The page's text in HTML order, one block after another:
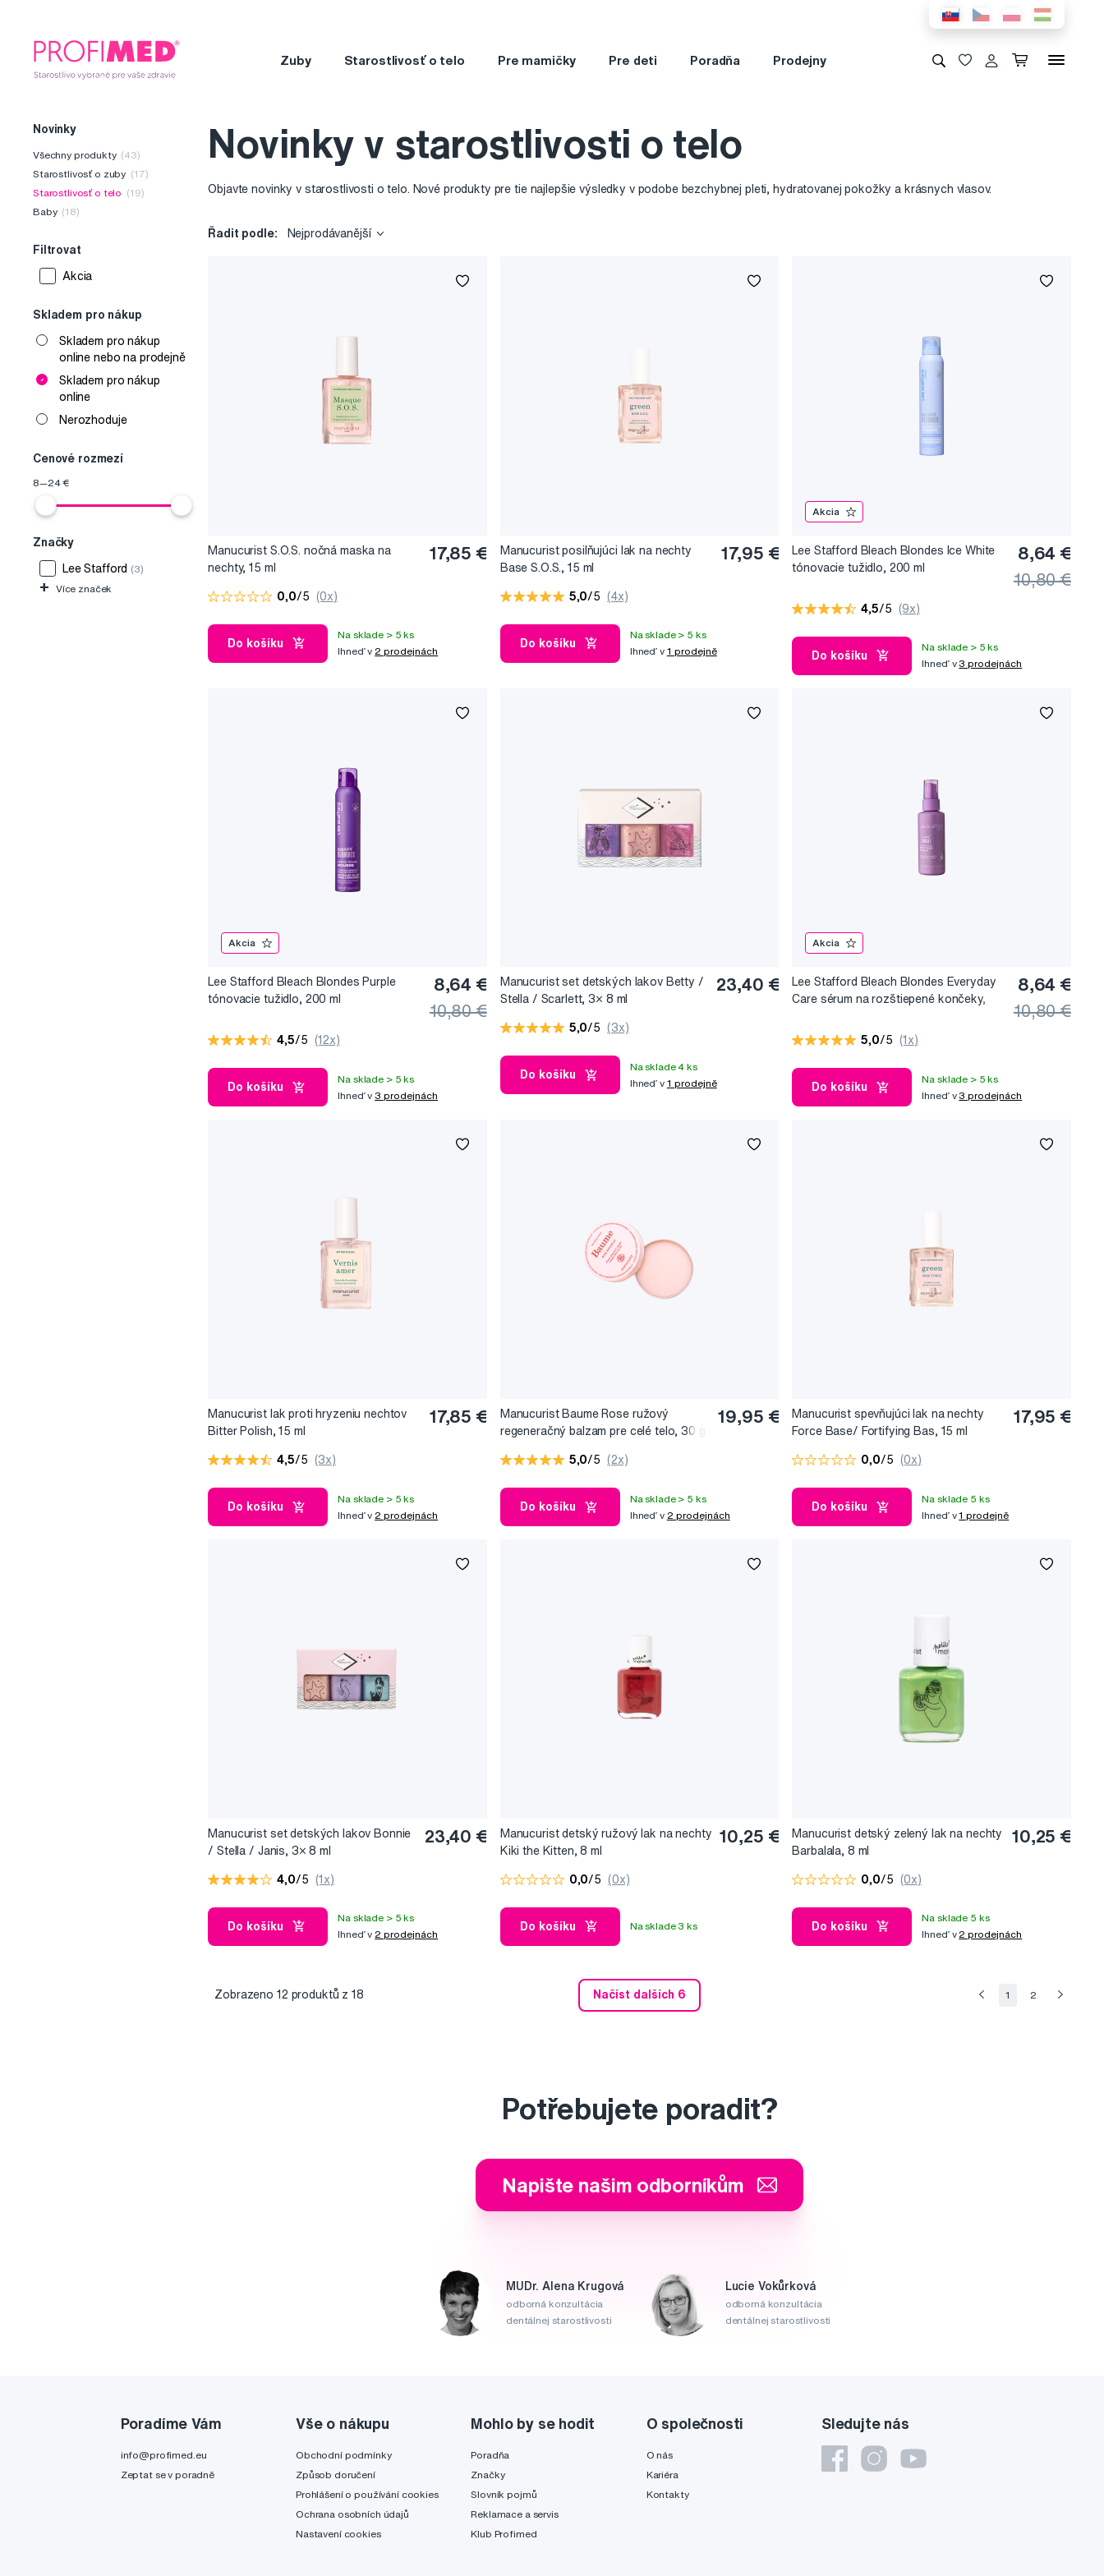
Zuby Starostlivosť o telo Pre mamičky Pre deti Poradňa Prodejny
Novinky
Všechny produkty (43)
Starostlivosť o zuby (17)
Starostlivosť o telo (19)
Baby (18)
Filtrovat
Akcia
Skladem pro nákup
Skladem pro nákup
online nebo na prodejně
Skladem pro nákup
online
Nerozhoduje
Cenové rozmezí
8—24€
Značky
Lee Stafford (3)
+ Více značek
Novinky v starostlivosti o telo
Objavte novinky v starostlivosti o telo. Nové produkty pre tie najlepšie výsledky v podobe bezchybnej pleti, hydratovanej pokožky a krásnych vlasov.
Řadit podle: Nejprodávanější
Manucurist S.O.S. nočná maska na
nechty, 15 ml
17,85 €
0,0/5 (0x)
Do košíku
Na sklade > 5 ks
Ihneď v 2 prodejnách
Manucurist posilňujúci lak na nechty
Base S.O.S., 15 ml
17,95 €
5,0/5 (4x)
Do košíku
Na sklade > 5 ks
Ihneď v 1 prodejně
Akcia
Lee Stafford Bleach Blondes Ice White
tónovacie tužidlo, 200 ml
8,64 €
10,80 €
4,5/5 (9x)
Do košíku
Na sklade > 5 ks
Ihneď v 3 prodejnách
Akcia
Lee Stafford Bleach Blondes Purple
tónovacie tužidlo, 200 ml
8,64 €
10,80 €
4,5/5 (12x)
Do košíku
Na sklade > 5 ks
Ihneď v 3 prodejnách
Manucurist set detských lakov Betty /
Stella / Scarlett, 3× 8 ml
23,40 €
5,0/5 (3x)
Do košíku
Na sklade 4 ks
Ihneď v 1 prodejně
Akcia
Lee Stafford Bleach Blondes Everyday
Care sérum na rozštiepené končeky,
8,64 €
10,80 €
5,0/5 (1x)
Do košíku
Na sklade > 5 ks
Ihneď v 3 prodejnách
Manucurist lak proti hryzeniu nechtov
Bitter Polish, 15 ml
17,85 €
4,5/5 (3x)
Do košíku
Na sklade > 5 ks
Ihneď v 2 prodejnách
Manucurist Baume Rose ružový
regeneračný balzam pre celé telo, 30 g
19,95 €
5,0/5 (2x)
Do košíku
Na sklade > 5 ks
Ihneď v 2 prodejnách
Manucurist spevňujúci lak na nechty
Force Base/ Fortifying Bas, 15 ml
17,95 €
0,0/5 (0x)
Do košíku
Na sklade 5 ks
Ihneď v1 prodejně
Manucurist set detských lakov Bonnie
/ Stella / Janis, 3× 8 ml
23,40 €
4,0/5 (1x)
Do košíku
Na sklade > 5 ks
Ihneď v 2 prodejnách
Manucurist detský ružový lak na nechty
Kiki the Kitten, 8 ml
10,25 €
0,0/5 (0x)
Do košíku Na sklade 3 ks
Manucurist detský zelený lak na nechty
Barbalala, 8 ml
10,25 €
0,0/5 (0x)
Do košíku
Na sklade 5 ks
Ihneď v 2 prodejnách
Načíst dalších 6 1 2
Zobrazeno 12 produktů z 18
Potřebujete poradit?
Napište našim odborníkům
MUDr. Alena Krugová
odborná konzultácia
dentálnej starostlivosti
Lucie Vokůrková
odborná konzultácia
dentálnej starostlivosti
Sledujte nás
Poradíme Vám
info@profimed.eu
Zeptat se v poradně
Vše o nákupu
Obchodní podmínky
Způsob doručení
Prohlášení o používání cookies
Ochrana osobních údajů
Nastavení cookies
Mohlo by se hodit
Poradňa
Značky
Slovník pojmů
Reklamace a servis
Klub Profimed
O společnosti
O nás
Kariéra
Kontakty